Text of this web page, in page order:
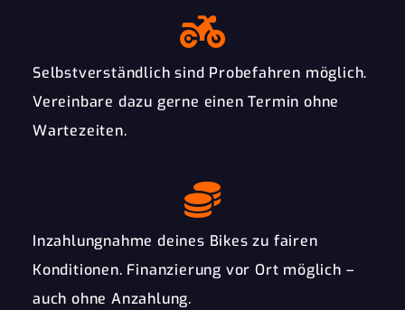
Selbstverständlich sind Probefahren möglich.
Vereinbare dazu gerne einen Termin ohne
Wartezeiten.
Inzahlungnahme deines Bikes zu fairen
Konditionen. Finanzierung vor Ort möglich –
auch ohne Anzahlung.